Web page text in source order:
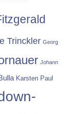
Trinckler Georg
Johann
Karsten Paul